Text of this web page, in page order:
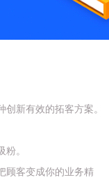
新有效的拓客方案。
。
顾客变成你的业务精